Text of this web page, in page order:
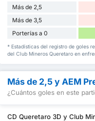
Más de 2,5
Más de 3,5
Porterías a 0
* Estadísticas del registro de goles
del Club Mineros Queretaro en
Más de 2,5 y AEM
¿Cuántos goles en este
CD Queretaro 3D y Club